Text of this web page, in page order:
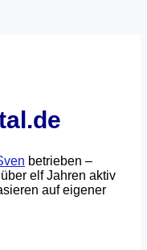
betrieben –
elf Jahren aktiv
auf eigener